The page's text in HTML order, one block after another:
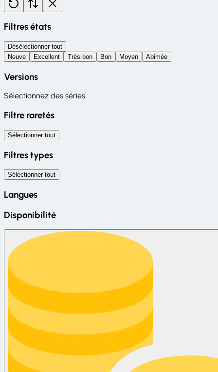
Filtres états
Désélectionner tout
Neuve
Excellent Très bon Bon Moyen Abimée
Versions
Sélectionnez des séries
Filtre raretés
Sélectionner tout
Filtres types
Sélectionner tout
Langues
Disponibilité